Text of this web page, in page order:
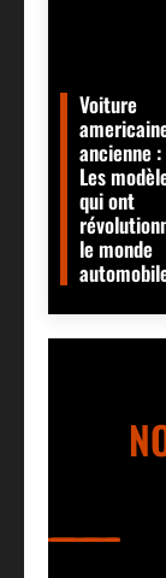
Voiture
ancienne :
Les
qui ont
le monde